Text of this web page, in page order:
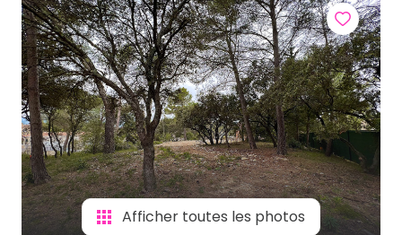
Afficher toutes les photos